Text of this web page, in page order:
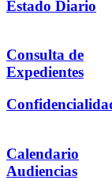
Estado Diario
Consulta de
Expedientes
Calendario
Audiencias